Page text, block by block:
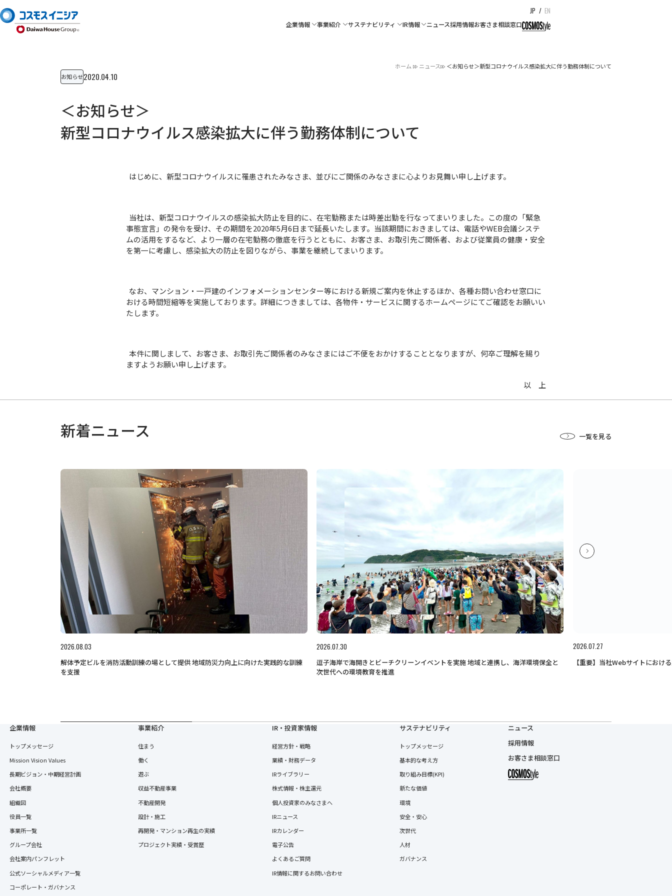
企業情報 事業紹介 サステナビリティ IR情報 ニュース採用情報お客さま相談窓口
JP / EN
ホーム ニュース
＜お知らせ＞新型コロナウイルス感染拡大に伴う勤務体制について
お知らせ2020.04.10
＜お知らせ＞
新型コロナウイルス感染拡大に伴う勤務体制について
はじめに、新型コロナウイルスに罹患されたみなさま、並びにご関係のみなさまに心よりお見舞い申し上げます。
当社は、新型コロナウイルスの感染拡大防止を目的に、在宅勤務または時差出勤を行なってまいりました。この度の「緊急
事態宣言」の発令を受け、その期間を2020年5月6日まで延長いたします。当該期間におきましては、電話やWEB会議システ
ムの活用をするなど、より一層の在宅勤務の徹底を行うとともに、お客さま、お取引先ご関係者、および従業員の健康・安全
を第一に考慮し、感染拡大の防止を図りながら、事業を継続してまいります。
なお、マンション・一戸建のインフォメーションセンター等における新規ご案内を休止するほか、各種お問い合わせ窓口に
おける時間短縮等を実施しております。詳細につきましては、各物件・サービスに関するホームページにてご確認をお願いい
たします。
本件に関しまして、お客さま、お取引先ご関係者のみなさまにはご不便をおかけすることとなりますが、何卒ご理解を賜り
ますようお願い申し上げます。
以 上
新着ニュース 一覧を見る
2026.08.03
解体予定ビルを消防活動訓練の場として提供 地域防災力向上に向けた実践的な訓練
を支援
2026.07.30
逗子海岸で海開きとビーチクリーンイベントを実施 地域と連携し、海洋環境保全と
次世代への環境教育を推進
2026.07.27
【重要】当社Webサイトにおけ
企業情報
トップメッセージ
Mission Vision Values
長期ビジョン・中期経営計画
会社概要
組織図
役員一覧
事業所一覧
グループ会社
会社案内パンフレット
公式ソーシャルメディア一覧
コーポレート・ガバナンス
事業紹介
住まう
働く
遊ぶ
収益不動産事業
不動産開発
設計・施工
再開発・マンション再生の実績
プロジェクト実績・受賞歴
IR・投資家情報
経営方針・戦略
業績・財務データ
IRライブラリー
株式情報・株主還元
個人投資家のみなさまへ
IRニュース
IRカレンダー
電子公告
よくあるご質問
IR情報に関するお問い合わせ
サステナビリティ
トップメッセージ
基本的な考え方
取り組み目標(KPI)
新たな価値
環境
安全・安心
次世代
人材
ガバナンス
ニュース
採用情報
お客さま相談窓口